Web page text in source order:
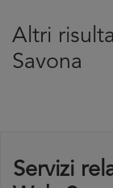
Altri
Savona
Servizi